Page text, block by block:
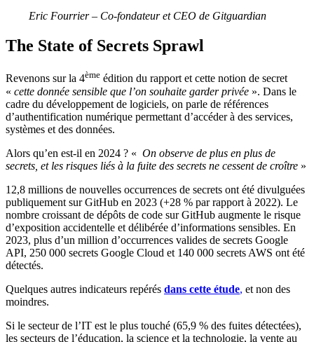
Eric Fourrier – Co-fondateur et CEO de Gitguardian
The State of Secrets Sprawl
Revenons sur la 4ème édition du rapport et cette notion de secret
« cette donnée sensible que l’on souhaite garder privée ». Dans le
cadre du développement de logiciels, on parle de références
d’authentification numérique permettant d’accéder à des services,
systèmes et des données.
Alors qu’en est-il en 2024 ? « On observe de plus en plus de
secrets, et les risques liés à la fuite des secrets ne cessent de croître »
12,8 millions de nouvelles occurrences de secrets ont été divulguées
publiquement sur GitHub en 2023 (+28 % par rapport à 2022). Le
nombre croissant de dépôts de code sur GitHub augmente le risque
d’exposition accidentelle et délibérée d’informations sensibles. En
2023, plus d’un million d’occurrences valides de secrets Google
API, 250 000 secrets Google Cloud et 140 000 secrets AWS ont été
détectés.
Quelques autres indicateurs repérés dans cette étude, et non des
moindres.
Si le secteur de l’IT est le plus touché (65,9 % des fuites détectées),
les secteurs de l’éducation, la science et la technologie, la vente au